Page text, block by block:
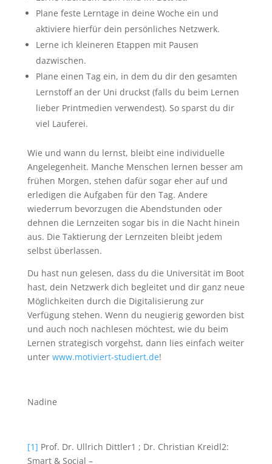
Plane feste Lerntage in deine Woche ein und
aktiviere hierfür dein persönliches Netzwerk.
Lerne ich kleineren Etappen mit Pausen
dazwischen.
Plane einen Tag ein, in dem du dir den gesamten
Lernstoff an der Uni druckst (falls du beim Lernen
lieber Printmedien verwendest). So sparst du dir
viel Lauferei.
Wie und wann du lernst, bleibt eine individuelle
Angelegenheit. Manche Menschen lernen besser am
frühen Morgen, stehen dafür sogar eher auf und
erledigen die Aufgaben für den Tag. Andere
wiederrum bevorzugen die Abendstunden oder
dehnen die Lernzeiten sogar bis in die Nacht hinein
aus. Die Taktierung der Lernzeiten bleibt jedem
selbst überlassen.
Du hast nun gelesen, dass du die Universität im Boot
hast, dein Netzwerk dich begleitet und dir ganz neue
Möglichkeiten durch die Digitalisierung zur
Verfügung stehen. Wenn du neugierig geworden bist
und auch noch nachlesen möchtest, wie du beim
Lernen strategisch vorgehst, dann lies einfach weiter
unter www.motiviert-studiert.de!
Nadine
[1] Prof. Dr. Ullrich Dittler1 ; Dr. Christian Kreidl2:
Smart & Social –